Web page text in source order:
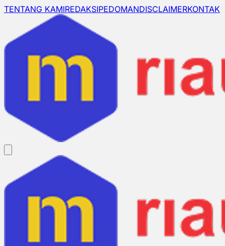
TENTANG KAMIREDAKSIPEDOMANDISCLAIMERKONTAK